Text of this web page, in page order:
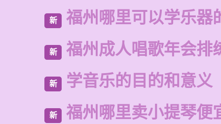
新 福州哪里可以学乐器
新 福州成人唱歌年会排
新 学音乐的目的和意义
新 福州哪里卖小提琴便